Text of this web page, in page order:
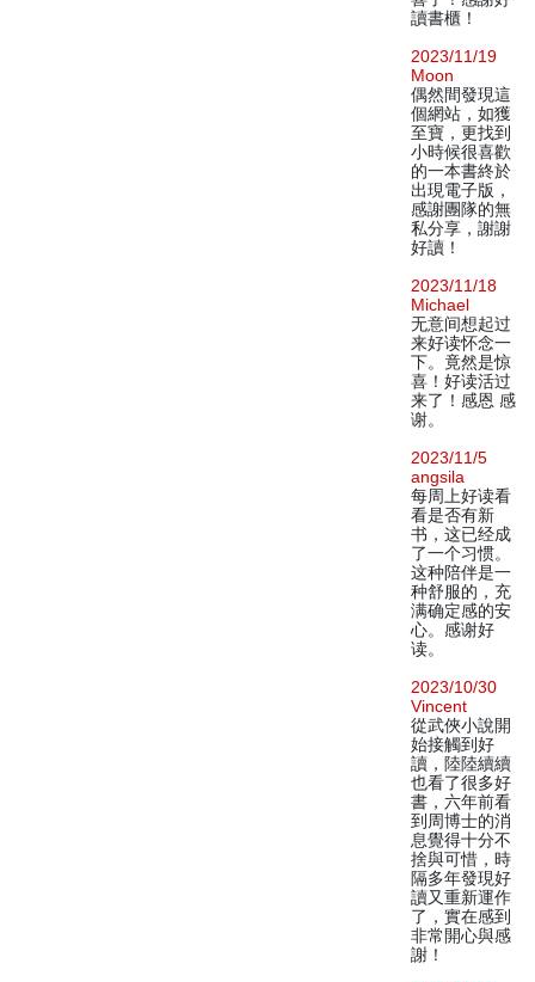
讀書櫃！
2023/11/19
Moon
偶然間發現這
個網站，如獲
至寶，更找到
小時候很喜歡
的一本書終於
出現電子版，
感謝團隊的無
私分享，謝謝
好讀！
2023/11/18
Michael
无意间想起过
来好读怀念一
下。竟然是惊
喜！好读活过
来了！感恩 感
谢。
2023/11/5
angsila
每周上好读看
看是否有新
书，这已经成
了一个习惯。
这种陪伴是一
种舒服的，充
满确定感的安
心。感谢好
读。
2023/10/30
Vincent
從武俠小說開
始接觸到好
讀，陸陸續續
也看了很多好
書，六年前看
到周博士的消
息覺得十分不
捨與可惜，時
隔多年發現好
讀又重新運作
了，實在感到
非常開心與感
謝！